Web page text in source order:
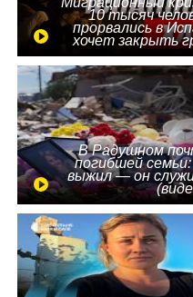
10 тысяч
прорвались в
хочет закрыть
В Радушном
погибшей
выжил — он